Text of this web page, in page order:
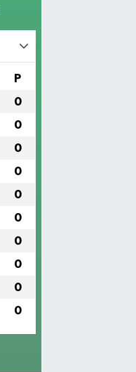
P
0
0
0
0
0
0
0
0
0
0